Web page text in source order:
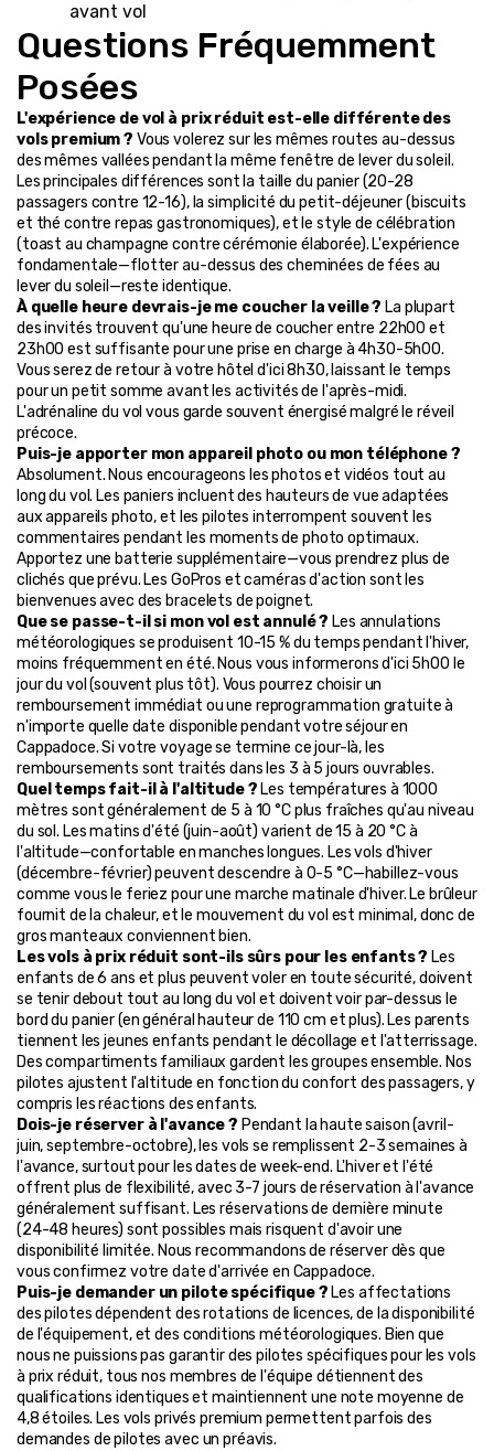
avant vol
Questions Fréquemment
Posées
L'expérience de vol à prix réduit est-elle différente des
vols premium ? Vous volerez sur les mêmes routes au-dessus
des mêmes vallées pendant la même fenêtre de lever du soleil.
Les principales différences sont la taille du panier (20-28
passagers contre 12-16), la simplicité du petit-déjeuner (biscuits
et thé contre repas gastronomiques), et le style de célébration
(toast au champagne contre cérémonie élaborée). L'expérience
fondamentale—flotter au-dessus des cheminées de fées au
lever du soleil—reste identique.
À quelle heure devrais-je me coucher la veille ? La plupart
des invités trouvent qu'une heure de coucher entre 22h00 et
23h00 est suffisante pour une prise en charge à 4h30-5h00.
Vous serez de retour à votre hôtel d'ici 8h30, laissant le temps
pour un petit somme avant les activités de l'après-midi.
L'adrénaline du vol vous garde souvent énergisé malgré le réveil
précoce.
Puis-je apporter mon appareil photo ou mon téléphone ?
Absolument. Nous encourageons les photos et vidéos tout au
long du vol. Les paniers incluent des hauteurs de vue adaptées
aux appareils photo, et les pilotes interrompent souvent les
commentaires pendant les moments de photo optimaux.
Apportez une batterie supplémentaire—vous prendrez plus de
clichés que prévu. Les GoPros et caméras d'action sont les
bienvenues avec des bracelets de poignet.
Que se passe-t-il si mon vol est annulé ? Les annulations
météorologiques se produisent 10-15 % du temps pendant l'hiver,
moins fréquemment en été. Nous vous informerons d'ici 5h00 le
jour du vol (souvent plus tôt). Vous pourrez choisir un
remboursement immédiat ou une reprogrammation gratuite à
n'importe quelle date disponible pendant votre séjour en
Cappadoce. Si votre voyage se termine ce jour-là, les
remboursements sont traités dans les 3 à 5 jours ouvrables.
Quel temps fait-il à l'altitude ? Les températures à 1000
mètres sont généralement de 5 à 10 °C plus fraîches qu'au niveau
du sol. Les matins d'été (juin-août) varient de 15 à 20 °C à
l'altitude—confortable en manches longues. Les vols d'hiver
(décembre-février) peuvent descendre à 0-5 °C—habillez-vous
comme vous le feriez pour une marche matinale d'hiver. Le brûleur
fournit de la chaleur, et le mouvement du vol est minimal, donc de
gros manteaux conviennent bien.
Les vols à prix réduit sont-ils sûrs pour les enfants ? Les
enfants de 6 ans et plus peuvent voler en toute sécurité, doivent
se tenir debout tout au long du vol et doivent voir par-dessus le
bord du panier (en général hauteur de 110 cm et plus). Les parents
tiennent les jeunes enfants pendant le décollage et l'atterrissage.
Des compartiments familiaux gardent les groupes ensemble. Nos
pilotes ajustent l'altitude en fonction du confort des passagers, y
compris les réactions des enfants.
Dois-je réserver à l'avance ? Pendant la haute saison (avril-
juin, septembre-octobre), les vols se remplissent 2-3 semaines à
l'avance, surtout pour les dates de week-end. L'hiver et l'été
offrent plus de flexibilité, avec 3-7 jours de réservation à l'avance
généralement suffisant. Les réservations de dernière minute
(24-48 heures) sont possibles mais risquent d'avoir une
disponibilité limitée. Nous recommandons de réserver dès que
vous confirmez votre date d'arrivée en Cappadoce.
Puis-je demander un pilote spécifique ? Les affectations
des pilotes dépendent des rotations de licences, de la disponibilité
de l'équipement, et des conditions météorologiques. Bien que
nous ne puissions pas garantir des pilotes spécifiques pour les vols
à prix réduit, tous nos membres de l'équipe détiennent des
qualifications identiques et maintiennent une note moyenne de
4,8 étoiles. Les vols privés premium permettent parfois des
demandes de pilotes avec un préavis.